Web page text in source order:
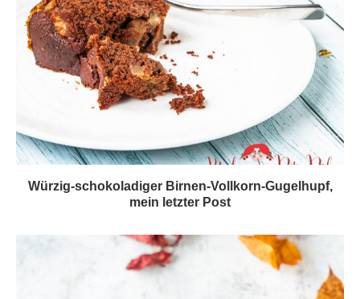
Würzig-schokoladiger Birnen-Vollkorn-Gugelhupf,
mein letzter Post